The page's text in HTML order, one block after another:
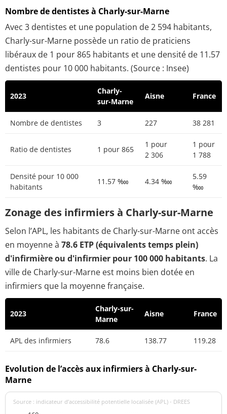
Nombre de dentistes à Charly-sur-Marne
Avec 3 dentistes et une population de 2 594 habitants,
Charly-sur-Marne possède un ratio de praticiens
libéraux de 1 pour 865 habitants et une densité de 11.57
dentistes pour 10 000 habitants. (Source : Insee)
2023
Charly-
sur-Marne
Aisne France
Nombre de dentistes 3 227 38 281
Ratio de dentistes 1 pour 865
1 pour
2 306
1 pour
1 788
Densité pour 10 000
habitants
11.57 ‱ 4.34 ‱
5.59
‱
Zonage des infirmiers à Charly-sur-Marne
Selon l’APL, les habitants de Charly-sur-Marne ont accès
en moyenne à 78.6 ETP (équivalents temps plein)
d'infirmière ou d'infirmier pour 100 000 habitants. La
ville de Charly-sur-Marne est moins bien dotée en
infirmiers que la moyenne française.
2023
Charly-sur-
Marne
Aisne France
APL des infirmiers 78.6 138.77 119.28
Evolution de l’accès aux infirmiers à Charly-sur-
Marne
Source : indicateur d’accessibilité potentielle localisée (APL) - DREES